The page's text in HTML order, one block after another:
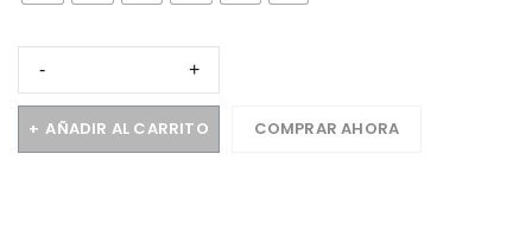
AÑADIR AL CARRITO COMPRAR AHORA